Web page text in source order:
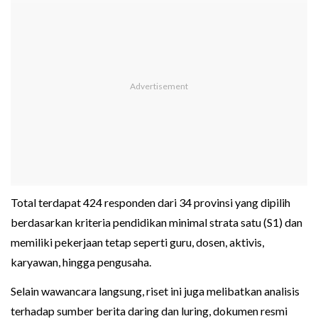
Total terdapat 424 responden dari 34 provinsi yang dipilih
berdasarkan kriteria pendidikan minimal strata satu (S1) dan
memiliki pekerjaan tetap seperti guru, dosen, aktivis,
karyawan, hingga pengusaha.
Selain wawancara langsung, riset ini juga melibatkan analisis
terhadap sumber berita daring dan luring, dokumen resmi